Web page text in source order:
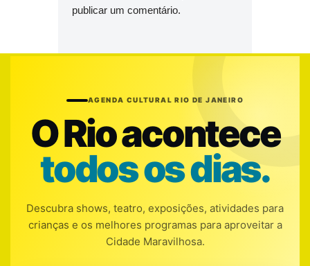
publicar um comentário.
AGENDA CULTURAL RIO DE JANEIRO
O Rio acontece
todos os dias.
Descubra shows, teatro, exposições, atividades para
crianças e os melhores programas para aproveitar a
Cidade Maravilhosa.